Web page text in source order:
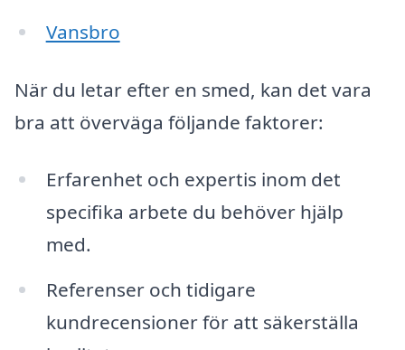
Vansbro
När du letar efter en smed, kan det vara
bra att överväga följande faktorer:
Erfarenhet och expertis inom det
specifika arbete du behöver hjälp
med.
Referenser och tidigare
kundrecensioner för att säkerställa